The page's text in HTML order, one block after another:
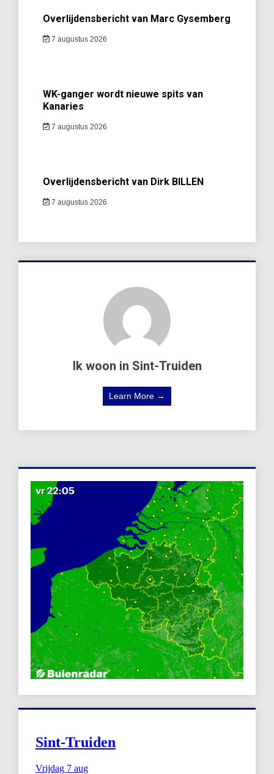
Overlijdensbericht van Marc Gysemberg
7 augustus 2026
WK-ganger wordt nieuwe spits van
Kanaries
7 augustus 2026
Overlijdensbericht van Dirk BILLEN
7 augustus 2026
Ik woon in Sint-Truiden
Learn More →